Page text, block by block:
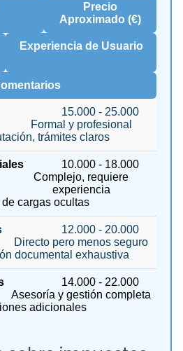
Precio
Aproximado (€)
Experiencia de Usuario
15.000 - 25.000
Formal y profesional
trámites claros
10.000 - 18.000
Complejo, requiere
experiencia
de cargas ocultas
12.000 - 20.000
Directo pero menos seguro
documental exhaustiva
14.000 - 22.000
Asesoría y gestión completa
adicionales